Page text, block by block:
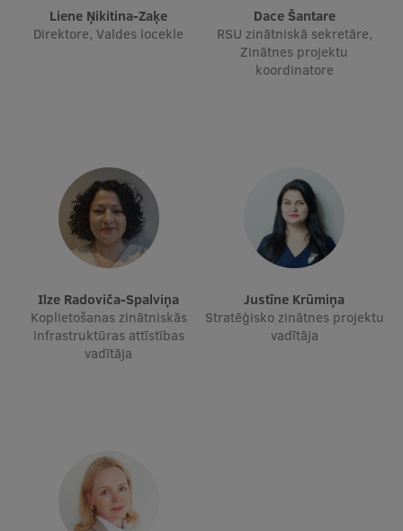
Atvērtā universitāte
Sagatavošanas kursi
Profesionālās pilnveides kursi
Pedagoģiskās izaugsmes centrs
Kvalifikācijas atbilstības pārbaude
Zinātniskie institūti un laboratorijas
Liene Ņikitina-Zaķe
Direktore, Valdes locekle
Dace Šantare
RSU zinātniskā sekretāre,
Zinātnes projektu
koordinatore
Ilze Radoviča-Spalviņa
Koplietošanas zinātniskās
infrastruktūras attīstības
vadītāja
Justīne Krūmiņa
Stratēģisko zinātnes projektu
vadītāja